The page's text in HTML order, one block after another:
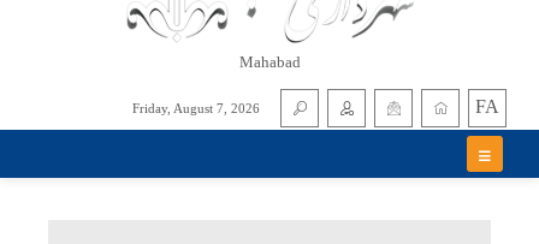
Mahabad
Friday, August 7, 2026 FA